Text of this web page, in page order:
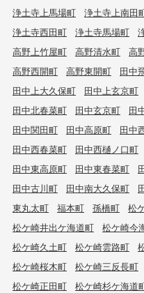
浄土寺上馬場町
浄土寺上南田
浄土寺西田町
浄土寺馬場町
高野上竹屋町
高野清水町 高
高野西開町
高野東開町 田中
田中上大久保町
田中上玄京町
田中北春菜町
田中玄京町 田
田中関田町
田中高原町 田中
田中西春菜町
田中西樋ノ口町
田中東高原町
田中東春菜町
田中古川町
田中南大久保町
東丸太町
福本町 孫橋町 松
松ケ崎井出ケ海道町
松ケ崎今
松ケ崎久土町
松ケ崎雲路町
松ケ崎桜木町
松ケ崎三反長町
松ケ崎正田町
松ケ崎杉ケ海道